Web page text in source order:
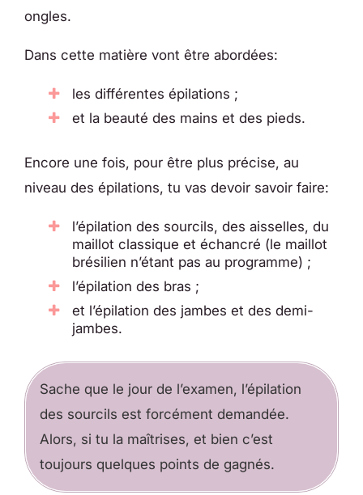
ongles.
Dans cette matière vont être abordées:
les différentes épilations ;
et la beauté des mains et des pieds.
Encore une fois, pour être plus précise, au
niveau des épilations, tu vas devoir savoir faire:
l’épilation des sourcils, des aisselles, du
maillot classique et échancré (le maillot
brésilien n’étant pas au programme) ;
l’épilation des bras ;
et l’épilation des jambes et des demi-
jambes.
Sache que le jour de l’examen, l’épilation
des sourcils est forcément demandée.
Alors, si tu la maîtrises, et bien c’est
toujours quelques points de gagnés.